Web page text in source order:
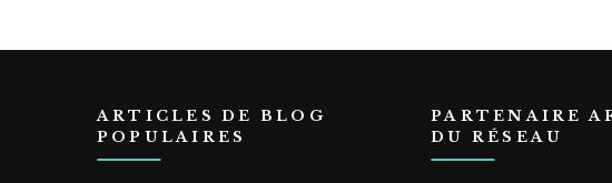
ARTICLES DE BLOG
POPULAIRES
PARTENAIRE
DU RÉSEAU